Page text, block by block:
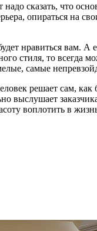
сказать, что
опираться на
нравиться
стиля, то всегда
самые
решает сам, как
выслушает
воплотить в